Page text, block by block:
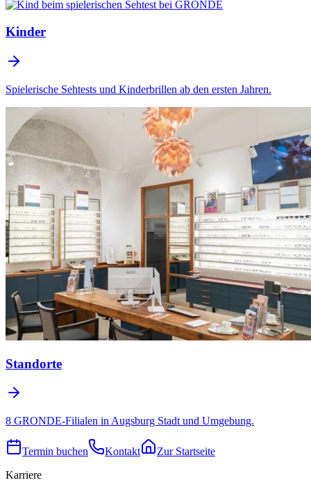
Kinder
Spielerische Sehtests und Kinderbrillen ab den ersten Jahren.
Standorte
8 GRONDE-Filialen in Augsburg Stadt und Umgebung.
Termin buchen Kontakt
Zur Startseite
Karriere